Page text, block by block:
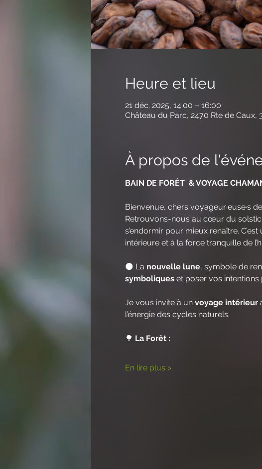
Heure et lieu
21 déc. 2025, 14:00 – 16:00
Château du Parc, 2470 Rte de Caux,
À propos de
BAIN DE FORÊT  & VOYAGE
Bienvenue, chers voyageur·euse·s
Retrouvons-nous au cœur du
s’endormir pour mieux renaître.
intérieure et à la force tranquille de
🌑 La nouvelle lune, symbole de
symboliques et poser vos intentions
Je vous invite à un voyage intérieur
l’énergie des cycles naturels.
🌳 La Forêt :
En lire plus >